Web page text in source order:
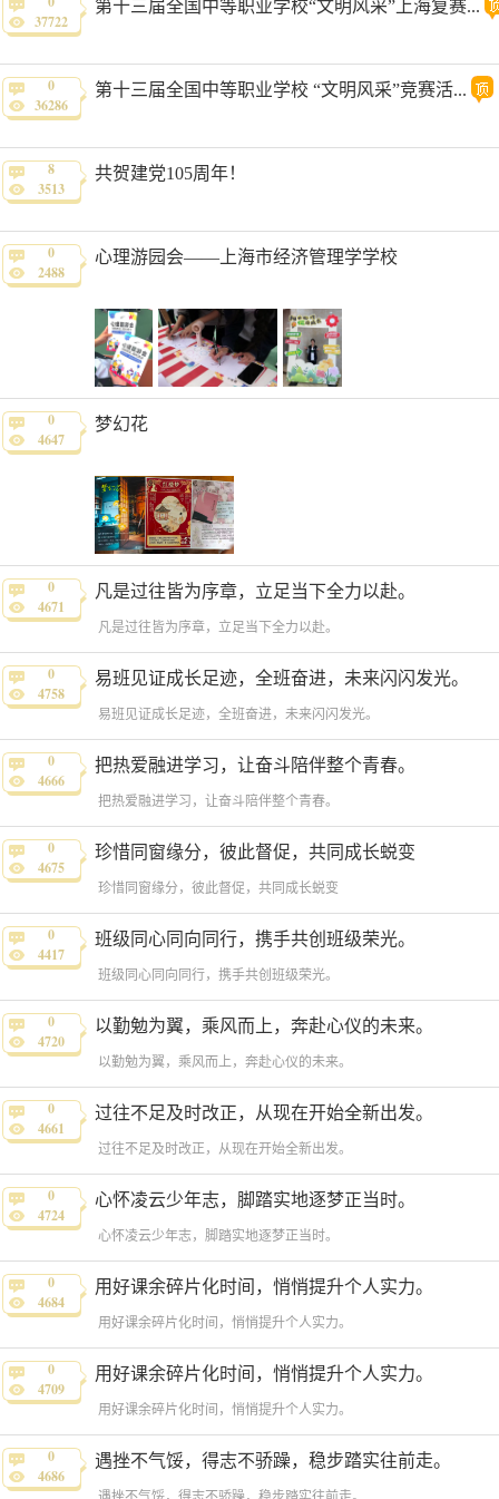
37722
第十三届全国中等职业学校“文明风采”上海复赛...
0
36286
第十三届全国中等职业学校 “文明风采”竞赛活...
8
3513
共贺建党105周年！
0
2488
心理游园会——上海市经济管理学学校
0
4647
梦幻花
0
4671
凡是过往皆为序章，立足当下全力以赴。
凡是过往皆为序章，立足当下全力以赴。
0
4758
易班见证成长足迹，全班奋进，未来闪闪发光。
易班见证成长足迹，全班奋进，未来闪闪发光。
0
4666
把热爱融进学习，让奋斗陪伴整个青春。
把热爱融进学习，让奋斗陪伴整个青春。
0
4675
珍惜同窗缘分，彼此督促，共同成长蜕变
珍惜同窗缘分，彼此督促，共同成长蜕变
0
4417
班级同心同向同行，携手共创班级荣光。
班级同心同向同行，携手共创班级荣光。
0
4720
以勤勉为翼，乘风而上，奔赴心仪的未来。
以勤勉为翼，乘风而上，奔赴心仪的未来。
0
4661
过往不足及时改正，从现在开始全新出发。
过往不足及时改正，从现在开始全新出发。
0
4724
心怀凌云少年志，脚踏实地逐梦正当时。
心怀凌云少年志，脚踏实地逐梦正当时。
0
4684
用好课余碎片化时间，悄悄提升个人实力。
用好课余碎片化时间，悄悄提升个人实力。
0
4709
用好课余碎片化时间，悄悄提升个人实力。
用好课余碎片化时间，悄悄提升个人实力。
0
4686
遇挫不气馁，得志不骄躁，稳步踏实往前走。